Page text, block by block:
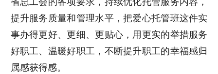
提升服务质量和管理水平，把爱心托管班这件实
事办得更好、更细、更贴心，用更实的举措服务
好职工、温暖好职工，不断提升职工的幸福感归
属感获得感。